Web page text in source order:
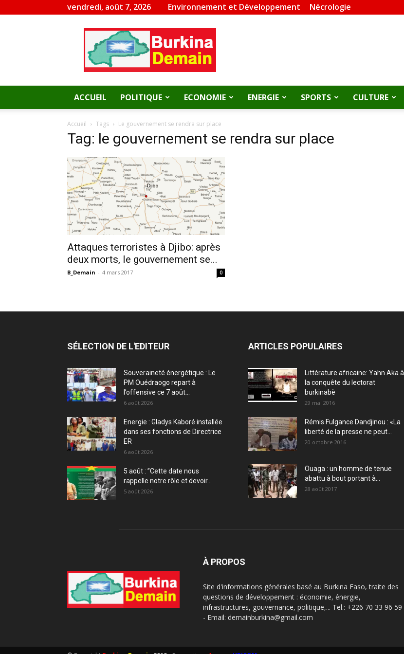
vendredi, août 7, 2026 Environnement et Développement Nécrologie
Burkina
Demain
ACCUEIL POLITIQUE ECONOMIE ENERGIE SPORTS CULTURE
Accueil Tags Le gouvernement se rendra sur place
Tag: le gouvernement se rendra sur place
Attaques terroristes à Djibo: après
deux morts, le gouvernement se...
B_Demain - 4 mars 2017 0
SÉLECTION DE L'EDITEUR
Souveraineté énergétique : Le
PM Ouédraogo repart à
l’offensive ce 7 août...
6 août 2026
Energie : Gladys Kaboré installée
dans ses fonctions de Directrice
ER
6 août 2026
5 août : ”Cette date nous
rappelle notre rôle et devoir...
5 août 2026
ARTICLES POPULAIRES
Littérature africaine: Yahn Aka à
la conquête du lectorat
burkinabè
29 mai 2016
Rémis Fulgance Dandjinou : «La
liberté de la presse ne peut...
20 octobre 2016
Ouaga : un homme de tenue
abattu à bout portant à...
28 août 2017
À PROPOS
Site d'informations générales basé au Burkina Faso, traite des
questions de développement : économie, énergie,
infrastructures, gouvernance, politique,... Tel.: +226 70 33 96 59
- Email: demainburkina@gmail.com